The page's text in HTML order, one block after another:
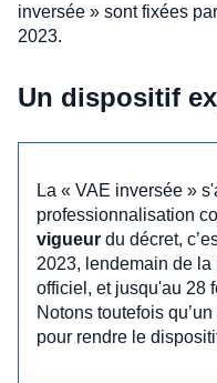
inversée » sont fixées
2023.
Un dispositif
La « VAE inversée »
professionnalisation
vigueur du décret,
2023, lendemain de la
officiel, et jusqu'au 28
Notons toutefois
pour rendre le